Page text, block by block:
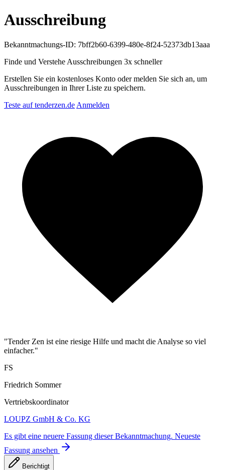
Ausschreibung
Bekanntmachungs-ID: 7bff2b60-6399-480e-8f24-52373db13aaa
Finde und Verstehe Ausschreibungen 3x schneller
Erstellen Sie ein kostenloses Konto oder melden Sie sich an, um
Ausschreibungen in Ihrer Liste zu speichern.
Teste auf tenderzen.de Anmelden
"Tender Zen ist eine riesige Hilfe und macht die Analyse so viel
einfacher."
FS
Friedrich Sommer
Vertriebskoordinator
LOUPZ GmbH & Co. KG
Es gibt eine neuere Fassung dieser Bekanntmachung. Neueste
Fassung ansehen
Berichtigt